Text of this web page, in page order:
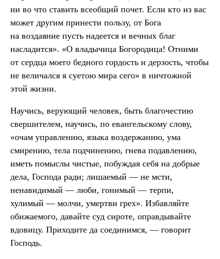
ни во что ставить всеобщий почет. Если кто из вас
может другим принести пользу, от Бога
на воздаяние пусть надеется и вечных благ
насладится». «О владычица Богородица! Отними
от сердца моего бедного гордость и дерзость, чтобы
не величался я суетою мира сего» в ничтожной
этой жизни.
Научись, верующий человек, быть благочестию
свершителем, научись, по евангельскому слову,
«очам управлению, языка воздержанию, ума
смирению, тела подчинению, гнева подавлению,
иметь помыслы чистые, побуждая себя на добрые
дела, Господа ради; лишаемый — не мсти,
ненавидимый — люби, гонимый — терпи,
хулимый — молчи, умертви грех». Избавляйте
обижаемого, давайте суд сироте, оправдывайте
вдовицу. Приходите да соединимся, — говорит
Господь.